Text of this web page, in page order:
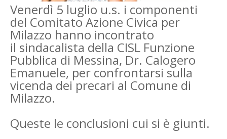
Venerdì 5 luglio u.s. i componenti
del Comitato Azione Civica per
Milazzo hanno incontrato
il sindacalista della CISL Funzione
Pubblica di Messina, Dr. Calogero
Emanuele, per confrontarsi sulla
vicenda dei precari al Comune di
Milazzo.
Queste le conclusioni cui si è giunti.